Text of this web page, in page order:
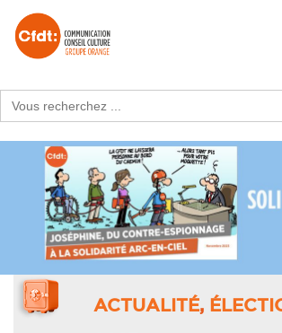
for:
ACTUALITÉ,